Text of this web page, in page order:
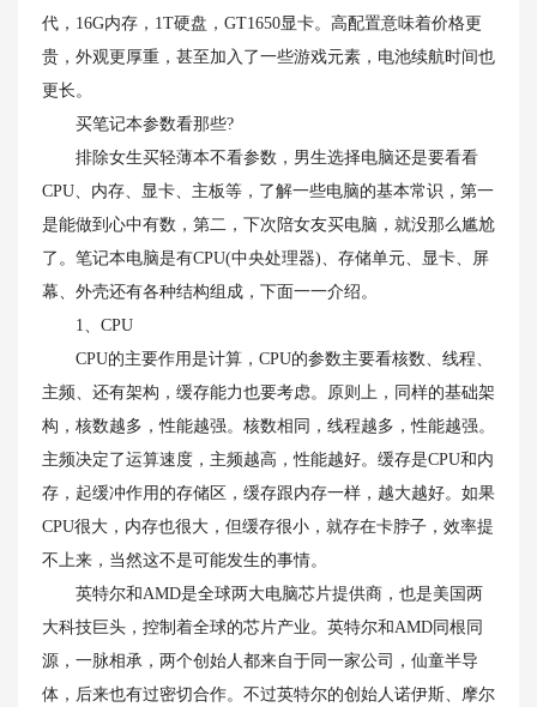
代，16G内存，1T硬盘，GT1650显卡。高配置意味着价格更
贵，外观更厚重，甚至加入了一些游戏元素，电池续航时间也
更长。
买笔记本参数看那些?
排除女生买轻薄本不看参数，男生选择电脑还是要看看
CPU、内存、显卡、主板等，了解一些电脑的基本常识，第一
是能做到心中有数，第二，下次陪女友买电脑，就没那么尴尬
了。笔记本电脑是有CPU(中央处理器)、存储单元、显卡、屏
幕、外壳还有各种结构组成，下面一一介绍。
1、CPU
CPU的主要作用是计算，CPU的参数主要看核数、线程、
主频、还有架构，缓存能力也要考虑。原则上，同样的基础架
构，核数越多，性能越强。核数相同，线程越多，性能越强。
主频决定了运算速度，主频越高，性能越好。缓存是CPU和内
存，起缓冲作用的存储区，缓存跟内存一样，越大越好。如果
CPU很大，内存也很大，但缓存很小，就存在卡脖子，效率提
不上来，当然这不是可能发生的事情。
英特尔和AMD是全球两大电脑芯片提供商，也是美国两
大科技巨头，控制着全球的芯片产业。英特尔和AMD同根同
源，一脉相承，两个创始人都来自于同一家公司，仙童半导
体，后来也有过密切合作。不过英特尔的创始人诺伊斯、摩尔